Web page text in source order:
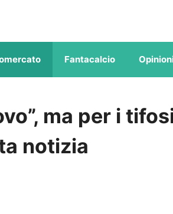
Fantacalcio
ma per i
notizia